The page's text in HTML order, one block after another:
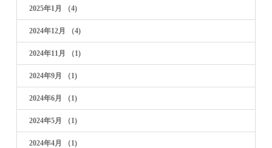
2025年1月 （4)
2024年12月 （4)
2024年11月 （1)
2024年9月 （1)
2024年6月 （1)
2024年5月 （1)
2024年4月 （1)